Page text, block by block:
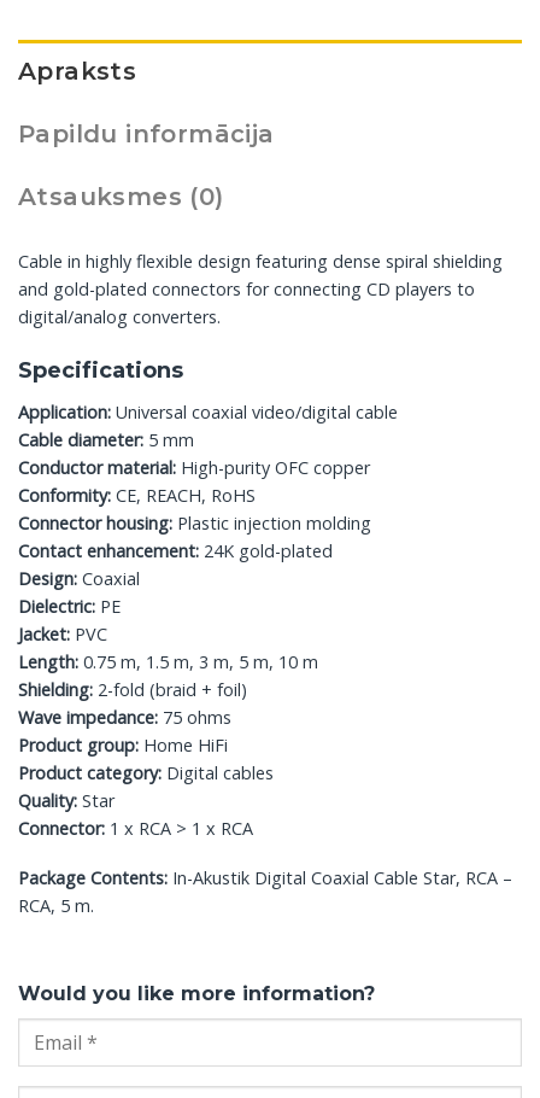
Apraksts
Papildu informācija
Atsauksmes (0)
Cable in highly flexible design featuring dense spiral shielding
and gold-plated connectors for connecting CD players to
digital/analog converters.
Specifications
Application: Universal coaxial video/digital cable
Cable diameter: 5 mm
Conductor material: High-purity OFC copper
Conformity: CE, REACH, RoHS
Connector housing: Plastic injection molding
Contact enhancement: 24K gold-plated
Design: Coaxial
Dielectric: PE
Jacket: PVC
Length: 0.75 m, 1.5 m, 3 m, 5 m, 10 m
Shielding: 2-fold (braid + foil)
Wave impedance: 75 ohms
Product group: Home HiFi
Product category: Digital cables
Quality: Star
Connector: 1 x RCA > 1 x RCA
Package Contents: In-Akustik Digital Coaxial Cable Star, RCA –
RCA, 5 m.
Would you like more information?